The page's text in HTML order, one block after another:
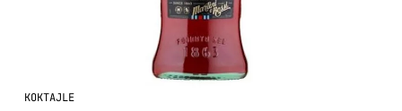
KOKTAJLE